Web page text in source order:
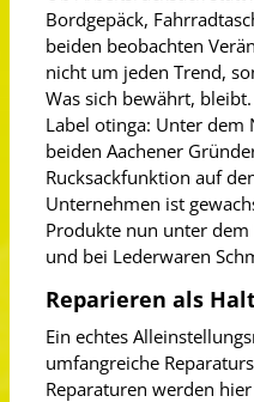
Bordgepäck,
beiden beobachten
nicht um jeden Trend,
Was sich bewährt,
Label otinga: Unter dem
beiden Aachener
Rucksackfunktion auf
Unternehmen ist
Produkte nun unter
und bei Lederwaren
Reparieren als
Ein echtes
umfangreiche
Reparaturen werden